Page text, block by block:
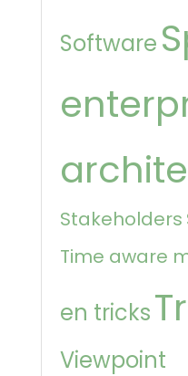
Software
Stakeholders
Time aware
en tricks
Viewpoint